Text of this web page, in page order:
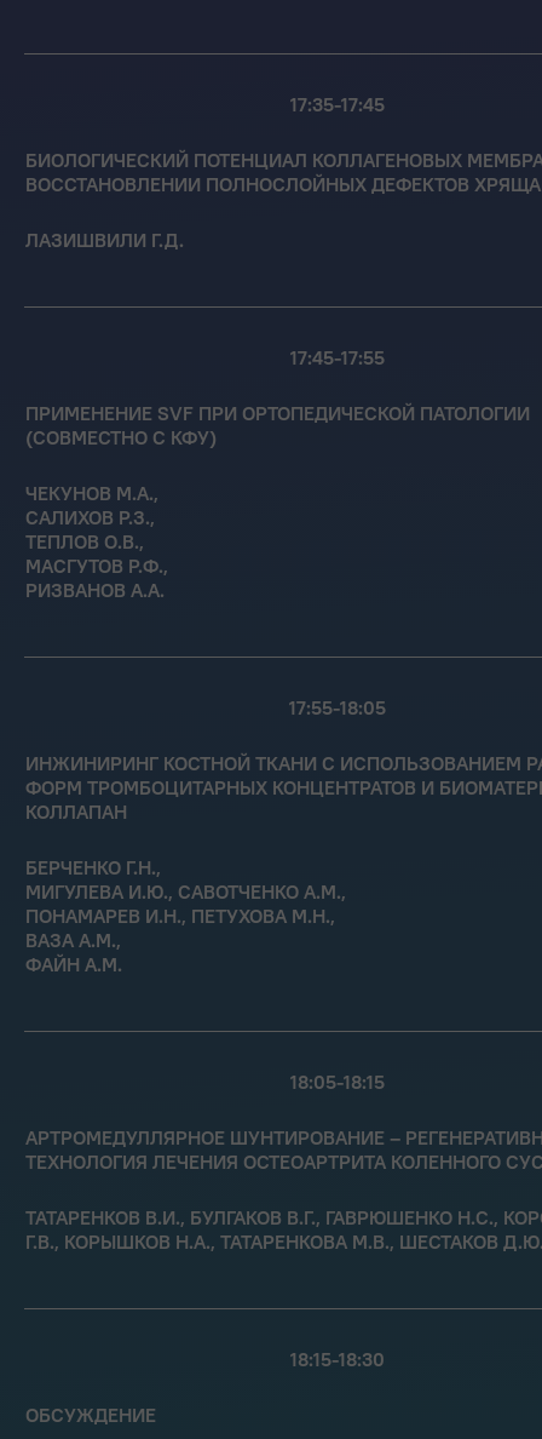
17:35-17:45
БИОЛОГИЧЕСКИЙ ПОТЕНЦИАЛ КОЛЛАГЕНОВЫХ
ВОССТАНОВЛЕНИИ ПОЛНОСЛОЙНЫХ ДЕФЕКТОВ ХРЯЩА
ЛАЗИШВИЛИ Г.Д.
17:45-17:55
ПРИМЕНЕНИЕ SVF ПРИ ОРТОПЕДИЧЕСКОЙ ПАТОЛОГИИ
(СОВМЕСТНО С КФУ)
ЧЕКУНОВ М.А.,
САЛИХОВ Р.З.,
ТЕПЛОВ О.В.,
МАСГУТОВ Р.Ф.,
РИЗВАНОВ А.А.
17:55-18:05
ИНЖИНИРИНГ КОСТНОЙ ТКАНИ С ИСПОЛЬЗОВАНИЕМ
ФОРМ ТРОМБОЦИТАРНЫХ КОНЦЕНТРАТОВ И
КОЛЛАПАН
БЕРЧЕНКО Г.Н.,
МИГУЛЕВА И.Ю., САВОТЧЕНКО А.М.,
ПОНАМАРЕВ И.Н., ПЕТУХОВА М.Н.,
ВАЗА А.М.,
ФАЙН А.М.
18:05-18:15
АРТРОМЕДУЛЛЯРНОЕ ШУНТИРОВАНИЕ –
ТЕХНОЛОГИЯ ЛЕЧЕНИЯ ОСТЕОАРТРИТА КОЛЕННОГО
ТАТАРЕНКОВ В.И., БУЛГАКОВ В.Г., ГАВРЮШЕНКО Н.С.,
Г.В., КОРЫШКОВ Н.А., ТАТАРЕНКОВА М.В., ШЕСТАКОВ
18:15-18:30
ОБСУЖДЕНИЕ